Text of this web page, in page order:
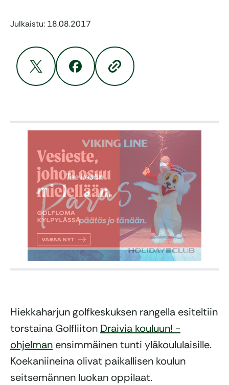
Julkaistu: 18.08.2017
Hiekkaharjun golfkeskuksen rangella esiteltiin
torstaina Golfliiton Draivia kouluun! -
ohjelman ensimmäinen tunti yläkoululaisille.
Koekaniineina olivat paikallisen koulun
seitsemännen luokan oppilaat.